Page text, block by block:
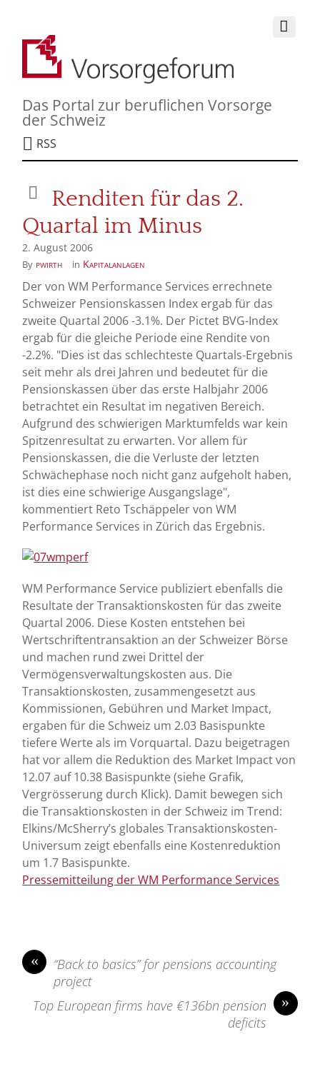
Das Portal zur beruflichen Vorsorge
der Schweiz
RSS
Renditen für das 2.
Quartal im Minus
2. August 2006
By pwirth in Kapitalanlagen
Der von WM Performance Services errechnete
Schweizer Pensionskassen Index ergab für das
zweite Quartal 2006 -3.1%. Der Pictet BVG-Index
ergab für die gleiche Periode eine Rendite von
-2.2%. "Dies ist das schlechteste Quartals-Ergebnis
seit mehr als drei Jahren und bedeutet für die
Pensionskassen über das erste Halbjahr 2006
betrachtet ein Resultat im negativen Bereich.
Aufgrund des schwierigen Marktumfelds war kein
Spitzenresultat zu erwarten. Vor allem für
Pensionskassen, die die Verluste der letzten
Schwächephase noch nicht ganz aufgeholt haben,
ist dies eine schwierige Ausgangslage",
kommentiert Reto Tschäppeler von WM
Performance Services in Zürich das Ergebnis.
WM Performance Service publiziert ebenfalls die
Resultate der Transaktionskosten für das zweite
Quartal 2006. Diese Kosten entstehen bei
Wertschriftentransaktion an der Schweizer Börse
und machen rund zwei Drittel der
Vermögensverwaltungskosten aus. Die
Transaktionskosten, zusammengesetzt aus
Kommissionen, Gebühren und Market Impact,
ergaben für die Schweiz um 2.03 Basispunkte
tiefere Werte als im Vorquartal. Dazu beigetragen
hat vor allem die Reduktion des Market Impact von
12.07 auf 10.38 Basispunkte (siehe Grafik,
Vergrösserung durch Klick). Damit bewegen sich
die Transaktionskosten in der Schweiz im Trend:
Elkins/McSherry’s globales Transaktionskosten-
Universum zeigt ebenfalls eine Kostenreduktion
um 1.7 Basispunkte.
Pressemitteilung der WM Performance Services
«
“Back to basics” for pensions accounting
project
»
Top European firms have €136bn pension
deficits